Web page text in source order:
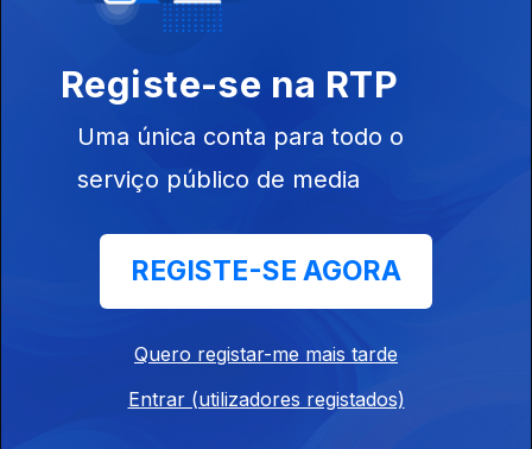
Registe-se na RTP
Uma única conta para todo o
serviço público de media
REGISTE-SE AGORA
Quero registar-me mais tarde
Entrar (utilizadores registados)